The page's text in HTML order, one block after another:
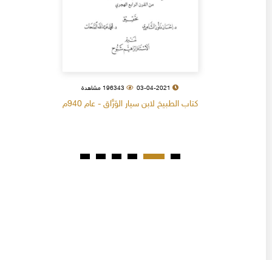
03-04-2021 196343 مشاهدة
كتاب الطبيخ لابن سيار الوَرَّاق - عام 940م